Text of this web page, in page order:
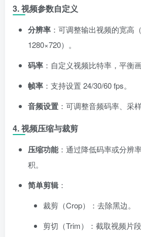
3. 视频参数自定义
分辨率 ：可调整输出视频的宽高
1280×720）。
码率 ：自定义视频比特率，平衡
帧率 ：支持设置 24/30/60 fps。
音频设置 ：可调整音频码率、采
4. 视频压缩与裁剪
压缩功能：通过降低码率或分辨
积。
简单剪辑：
裁剪（Crop）：去除黑边。
剪切（Trim）：截取视频片